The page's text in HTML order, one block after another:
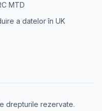
MTD
a datelor în UK
drepturile rezervate.